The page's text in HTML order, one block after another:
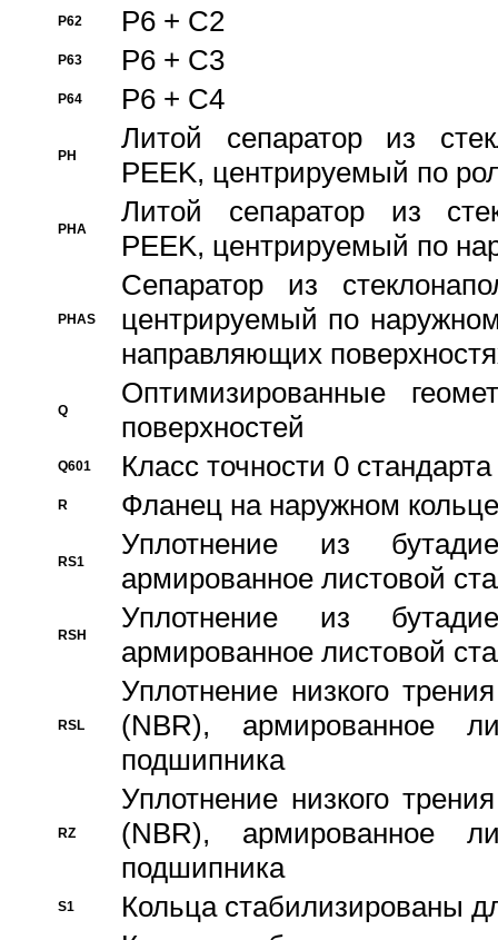
P62 P6 + C2
P63 P6 + C3
P64 P6 + C4
PH
Литой сепаратор из
PEEK, центрируемый по
PHA
Литой сепаратор из
PEEK, центрируемый по
PHAS
Сепаратор из
центрируемый по
направляющих
Q
Оптимизированные
поверхностей
Q601 Класс точности 0
R Фланец на наружном кольце
RS1
Уплотнение из
армированное листовой
RSH
Уплотнение из
армированное листовой
RSL
Уплотнение низкого
(NBR), армированное
подшипника
RZ
Уплотнение низкого
(NBR), армированное
подшипника
S1 Кольца стабилизированы